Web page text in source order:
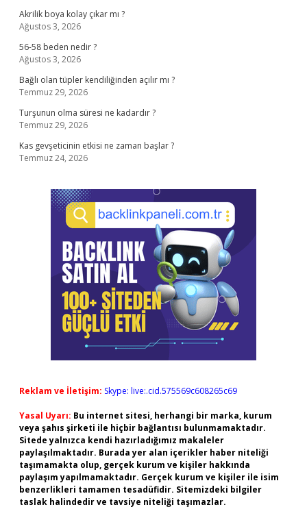
Akrilik boya kolay çıkar mı ?
Ağustos 3, 2026
56-58 beden nedir ?
Ağustos 3, 2026
Bağlı olan tüpler kendiliğinden açılır mı ?
Temmuz 29, 2026
Turşunun olma süresi ne kadardır ?
Temmuz 29, 2026
Kas gevşeticinin etkisi ne zaman başlar ?
Temmuz 24, 2026
Reklam ve İletişim: Skype: live:.cid.575569c608265c69
Yasal Uyarı: Bu internet sitesi, herhangi bir marka, kurum
veya şahıs şirketi ile hiçbir bağlantısı bulunmamaktadır.
Sitede yalnızca kendi hazırladığımız makaleler
paylaşılmaktadır. Burada yer alan içerikler haber niteliği
taşımamakta olup, gerçek kurum ve kişiler hakkında
paylaşım yapılmamaktadır. Gerçek kurum ve kişiler ile isim
benzerlikleri tamamen tesadüfidir. Sitemizdeki bilgiler
taslak halindedir ve tavsiye niteliği taşımazlar.